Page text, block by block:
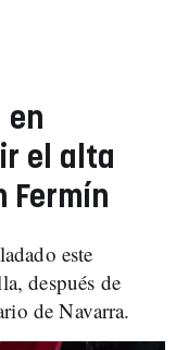
en
el alta
Fermín
este
después de
de Navarra.